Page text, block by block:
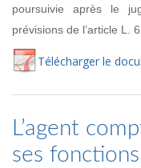
poursuivie après le
prévisions de l’article L.
Télécharger le
L’agent
ses